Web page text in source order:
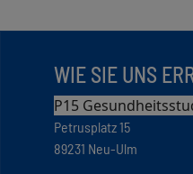
WIE SIE UNS
P15
Petrusplatz 15
89231 Neu-Ulm